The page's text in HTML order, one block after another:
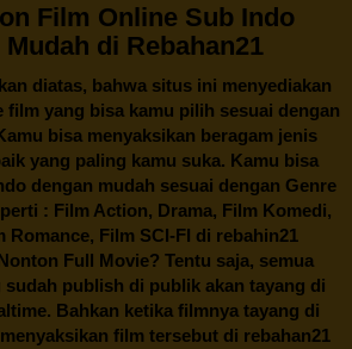
Film Online Sub Indo
Mudah di Rebahan21
diatas, bahwa situs ini menyediakan
film yang bisa kamu pilih sesuai dengan
bisa menyaksikan beragam jenis
yang paling kamu suka. Kamu bisa
dengan mudah sesuai dengan Genre
: Film Action, Drama, Film Komedi,
Romance, Film SCI-FI di rebahin21
Full Movie? Tentu saja, semua
publish di publik akan tayang di
Bahkan ketika filmnya tayang di
film tersebut di rebahan21